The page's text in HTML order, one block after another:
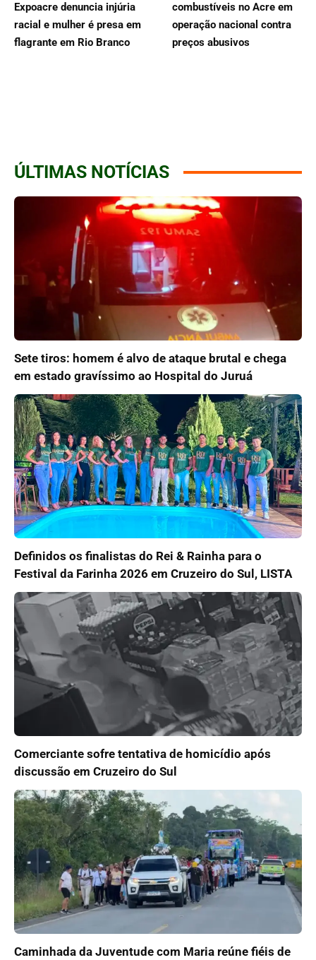
Expoacre denuncia injúria
racial e mulher é presa em
flagrante em Rio Branco
combustíveis no Acre em
operação nacional contra
preços abusivos
ÚLTIMAS NOTÍCIAS
Sete tiros: homem é alvo de ataque brutal e chega
em estado gravíssimo ao Hospital do Juruá
Definidos os finalistas do Rei & Rainha para o
Festival da Farinha 2026 em Cruzeiro do Sul, LISTA
Comerciante sofre tentativa de homicídio após
discussão em Cruzeiro do Sul
Caminhada da Juventude com Maria reúne fiéis de